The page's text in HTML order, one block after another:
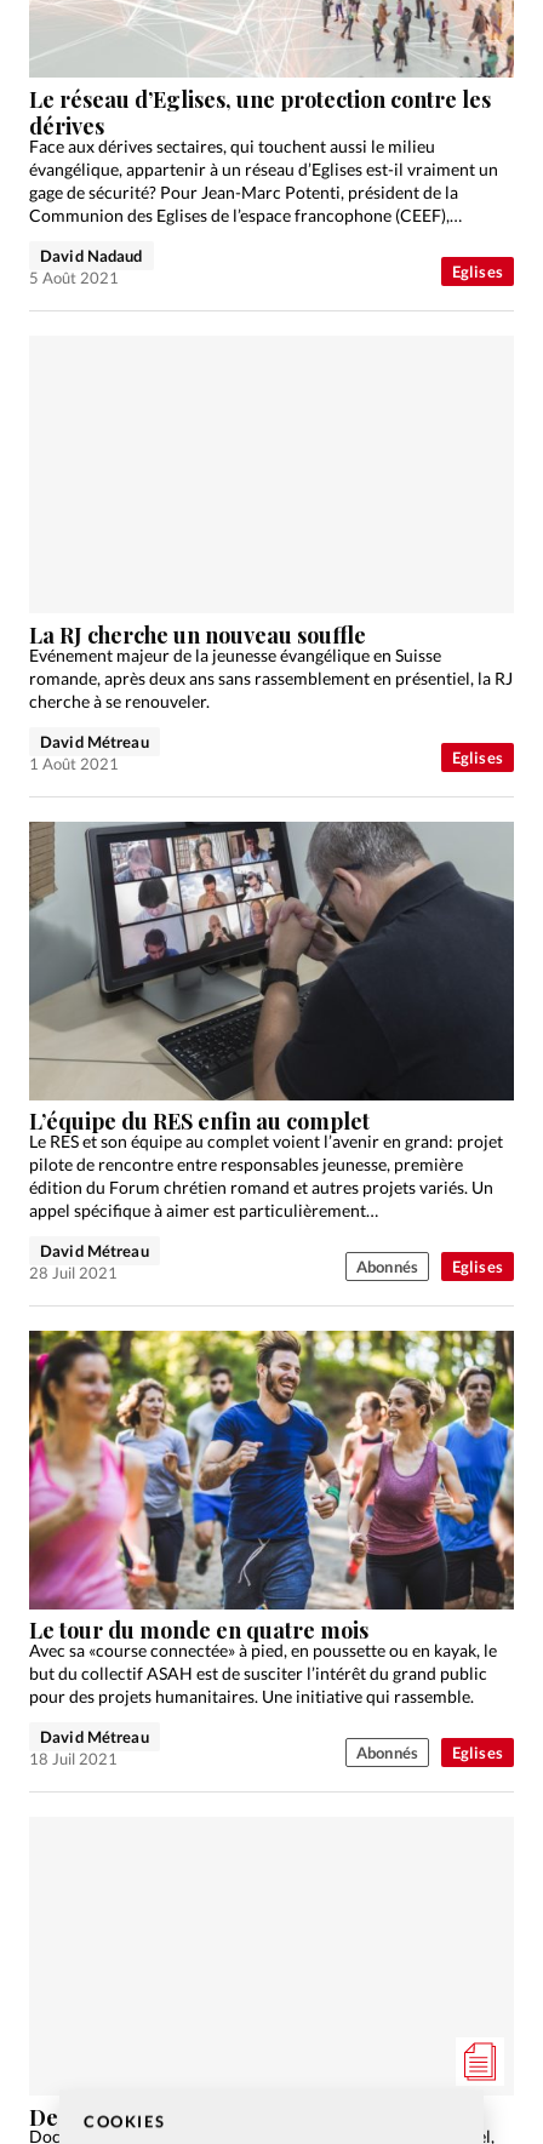
COOKIES
Eglises
Le réseau d’Eglises, une protection contre les
dérives
Face aux dérives sectaires, qui touchent aussi le milieu
évangélique, appartenir à un réseau d’Eglises est-il vraiment un
gage de sécurité? Pour Jean-Marc Potenti, président de la
Communion des Eglises de l’espace francophone (CEEF),
David Nadaud
5 Août 2021
Eglises
La RJ cherche un nouveau souffle
Evénement majeur de la jeunesse évangélique en Suisse
romande, après deux ans sans rassemblement en présentiel, la RJ
cherche à se renouveler.
David Métreau
1 Août 2021
Eglises
L’équipe du RES enfin au complet
Le RES et son équipe au complet voient l’avenir en grand: projet
pilote de rencontre entre responsables jeunesse, première
édition du Forum chrétien romand et autres projets variés. Un
appel spécifique à aimer est particulièrement…
David Métreau
28 Juil 2021
Abonnés
Eglises
Le tour du monde en quatre mois
Avec sa «course connectée» à pied, en poussette ou en kayak, le
but du collectif ASAH est de susciter l’intérêt du grand public
pour des projets humanitaires. Une initiative qui rassemble.
David Métreau
18 Juil 2021
Abonnés
Dessine-moi… l’Eglise post-covid
Docteur en sociologie et pasteur au Centre de vie à Neuchâtel,